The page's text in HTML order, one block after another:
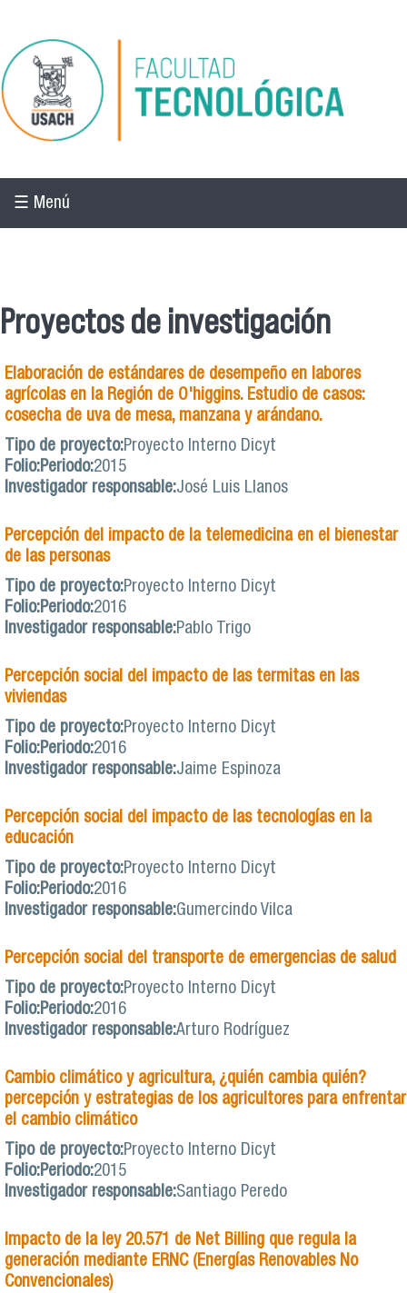
Pasar al contenido principal
☰ Menú
Proyectos de investigación
Elaboración de estándares de desempeño en labores
agrícolas en la Región de O'higgins. Estudio de casos:
cosecha de uva de mesa, manzana y arándano.
Tipo de proyecto:Proyecto Interno Dicyt
Folio:Periodo:2015
Investigador responsable:José Luis Llanos
Percepción del impacto de la telemedicina en el bienestar
de las personas
Tipo de proyecto:Proyecto Interno Dicyt
Folio:Periodo:2016
Investigador responsable:Pablo Trigo
Percepción social del impacto de las termitas en las
viviendas
Tipo de proyecto:Proyecto Interno Dicyt
Folio:Periodo:2016
Investigador responsable:Jaime Espinoza
Percepción social del impacto de las tecnologías en la
educación
Tipo de proyecto:Proyecto Interno Dicyt
Folio:Periodo:2016
Investigador responsable:Gumercindo Vilca
Percepción social del transporte de emergencias de salud
Tipo de proyecto:Proyecto Interno Dicyt
Folio:Periodo:2016
Investigador responsable:Arturo Rodríguez
Cambio climático y agricultura, ¿quién cambia quién?
percepción y estrategias de los agricultores para enfrentar
el cambio climático
Tipo de proyecto:Proyecto Interno Dicyt
Folio:Periodo:2015
Investigador responsable:Santiago Peredo
Impacto de la ley 20.571 de Net Billing que regula la
generación mediante ERNC (Energías Renovables No
Convencionales)